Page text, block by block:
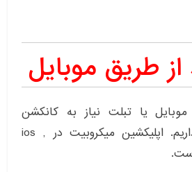
از طریق موبایل
یا تبلت نیاز به کانکشن
بلوتوث Bluetooth داریم. اپلیکشین میکروبیت در ios ,